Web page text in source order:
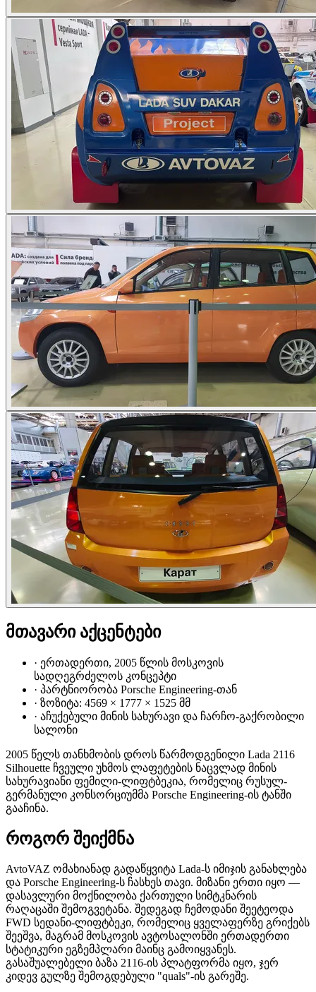
მთავარი აქცენტები
· ერთადერთი, 2005 წლის მოსკოვის
სადღეგრძელოს კონცეპტი
· პარტნიორობა Porsche Engineering-თან
· ზოზიტა: 4569 × 1777 × 1525 მმ
· აჩუქებული მინის სახურავი და ჩარჩო-გაქრობილი
სალონი
2005 წელს თანხმობის დროს წარმოდგენილი Lada 2116
Silhouette ჩვეული უხმოს ლაფეტების ნაცვლად მინის
სახურავიანი ფემილი-ლიფტბეკია, რომელიც რუსულ-
გერმანული კონსორციუმმა Porsche Engineering-ის ტანში
გააჩინა.
როგორ შეიქმნა
AvtoVAZ ომახიანად გადაწყვიტა Lada-ს იმიჯის განახლება
და Porsche Engineering-ს ჩასხეს თავი. მიზანი ერთი იყო —
დასავლური მოქნილობა ქართული სიმტკნარის
რაღაცაში შემოგვეტანა. შედეგად ჩემოდანი შეეტეოდა
FWD სედანი-ლიფტბეკი, რომელიც ყველაფერზე გრიქებს
შეეშვა, მაგრამ მოსკოვის ავტოსალონში ერთადერთი
სტატიკური ეგზემპლარი მაინც გამოიყვანეს.
გასაშუალებელი ბაზა 2116-ის პლატფორმა იყო, ჯერ
კიდევ გულზე შემოგდებული "quals"-ის გარეშე.